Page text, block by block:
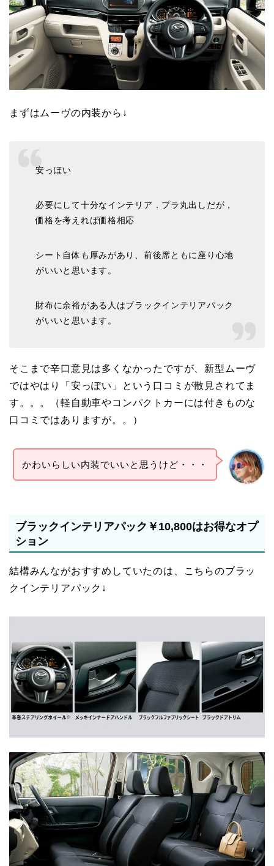
まずはムーヴの内装から↓
安っぽい
必要にして十分なインテリア．プラ丸出しだが，
価格を考えれば価格相応
シート自体も厚みがあり、前後席ともに座り心地
がいいと思います。
財布に余裕がある人はブラックインテリアパック
がいいと思います。
そこまで辛口意見は多くなかったですが、新型ムーヴ
ではやはり「安っぽい」という口コミが散見されてま
す。。。（軽自動車やコンパクトカーには付きものな
口コミではありますが。。）
かわいらしい内装でいいと思うけど・・・
ブラックインテリアパック￥10,800はお得なオプ
ション
結構みんながおすすめしていたのは、こちらのブラッ
クインテリアパック↓